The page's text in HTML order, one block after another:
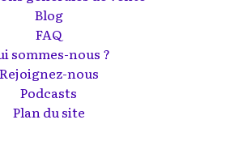
Blog
FAQ
sommes-nous ?
Rejoignez-nous
Podcasts
Plan du site